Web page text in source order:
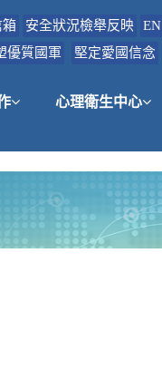
箱 安全狀況檢舉反映 EN
優質國軍 堅定愛國信念
心理衛生中心